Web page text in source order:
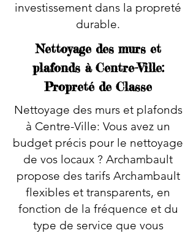
investissement dans la propreté
durable.
Nettoyage des murs et
plafonds à Centre-Ville:
Propreté de Classe
Nettoyage des murs et plafonds
à Centre-Ville: Vous avez un
budget précis pour le nettoyage
de vos locaux ? Archambault
propose des tarifs Archambault
flexibles et transparents, en
fonction de la fréquence et du
type de service que vous